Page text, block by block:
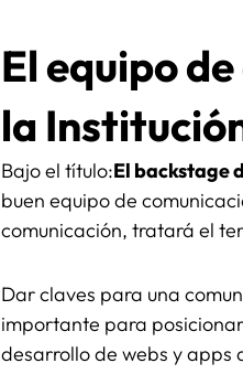
El equipo
la
Bajo el título:El backstage
buen equipo de
comunicación, tratará el
Dar claves para una
importante para
desarrollo de webs y apps